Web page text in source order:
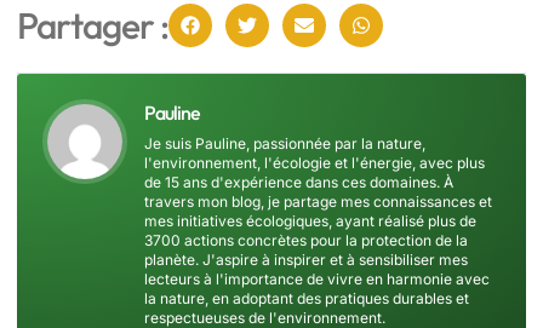
Partager :
Pauline
Je suis Pauline, passionnée par la nature,
l'environnement, l'écologie et l'énergie, avec plus
de 15 ans d'expérience dans ces domaines. À
travers mon blog, je partage mes connaissances et
mes initiatives écologiques, ayant réalisé plus de
3700 actions concrètes pour la protection de la
planète. J'aspire à inspirer et à sensibiliser mes
lecteurs à l'importance de vivre en harmonie avec
la nature, en adoptant des pratiques durables et
respectueuses de l'environnement.